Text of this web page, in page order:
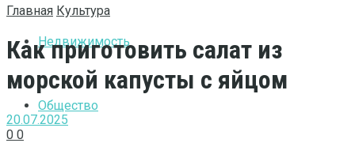
Недвижимость
Общество
Главная Культура
Как приготовить салат из
морской капусты с яйцом
20.07.2025
0 0